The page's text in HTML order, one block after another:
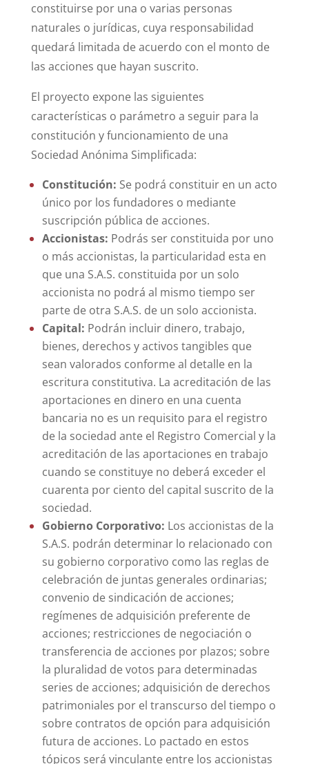
constituirse por una o varias personas
naturales o jurídicas, cuya responsabilidad
quedará limitada de acuerdo con el monto de
las acciones que hayan suscrito.
El proyecto expone las siguientes
características o parámetro a seguir para la
constitución y funcionamiento de una
Sociedad Anónima Simplificada:
Constitución: Se podrá constituir en un acto
único por los fundadores o mediante
suscripción pública de acciones.
Accionistas: Podrás ser constituida por uno
o más accionistas, la particularidad esta en
que una S.A.S. constituida por un solo
accionista no podrá al mismo tiempo ser
parte de otra S.A.S. de un solo accionista.
Capital: Podrán incluir dinero, trabajo,
bienes, derechos y activos tangibles que
sean valorados conforme al detalle en la
escritura constitutiva. La acreditación de las
aportaciones en dinero en una cuenta
bancaria no es un requisito para el registro
de la sociedad ante el Registro Comercial y la
acreditación de las aportaciones en trabajo
cuando se constituye no deberá exceder el
cuarenta por ciento del capital suscrito de la
sociedad.
Gobierno Corporativo: Los accionistas de la
S.A.S. podrán determinar lo relacionado con
su gobierno corporativo como las reglas de
celebración de juntas generales ordinarias;
convenio de sindicación de acciones;
regímenes de adquisición preferente de
acciones; restricciones de negociación o
transferencia de acciones por plazos; sobre
la pluralidad de votos para determinadas
series de acciones; adquisición de derechos
patrimoniales por el transcurso del tiempo o
sobre contratos de opción para adquisición
futura de acciones. Lo pactado en estos
tópicos será vinculante entre los accionistas